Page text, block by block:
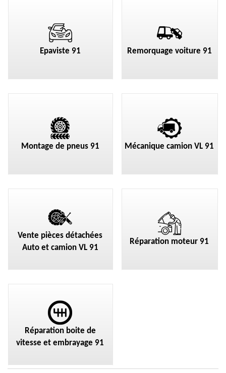
Epaviste 91 Remorquage voiture 91
Montage de pneus 91 Mécanique camion VL 91
Vente pièces détachées
Auto et camion VL 91
Réparation moteur 91
Réparation boite de
vitesse et embrayage 91